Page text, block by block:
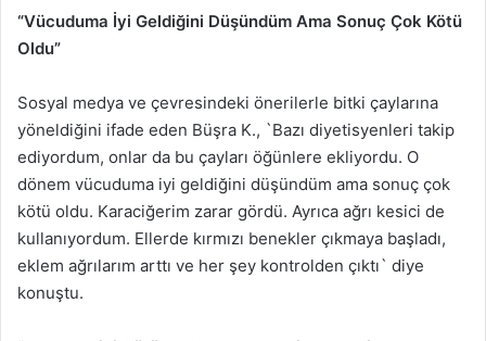
“Vücuduma İyi Geldiğini Düşündüm Ama Sonuç Çok Kötü
Oldu”
Sosyal medya ve çevresindeki önerilerle bitki çaylarına
yöneldiğini ifade eden Büşra K., `Bazı diyetisyenleri takip
ediyordum, onlar da bu çayları öğünlere ekliyordu. O
dönem vücuduma iyi geldiğini düşündüm ama sonuç çok
kötü oldu. Karaciğerim zarar gördü. Ayrıca ağrı kesici de
kullanıyordum. Ellerde kırmızı benekler çıkmaya başladı,
eklem ağrılarım arttı ve her şey kontrolden çıktı` diye
konuştu.